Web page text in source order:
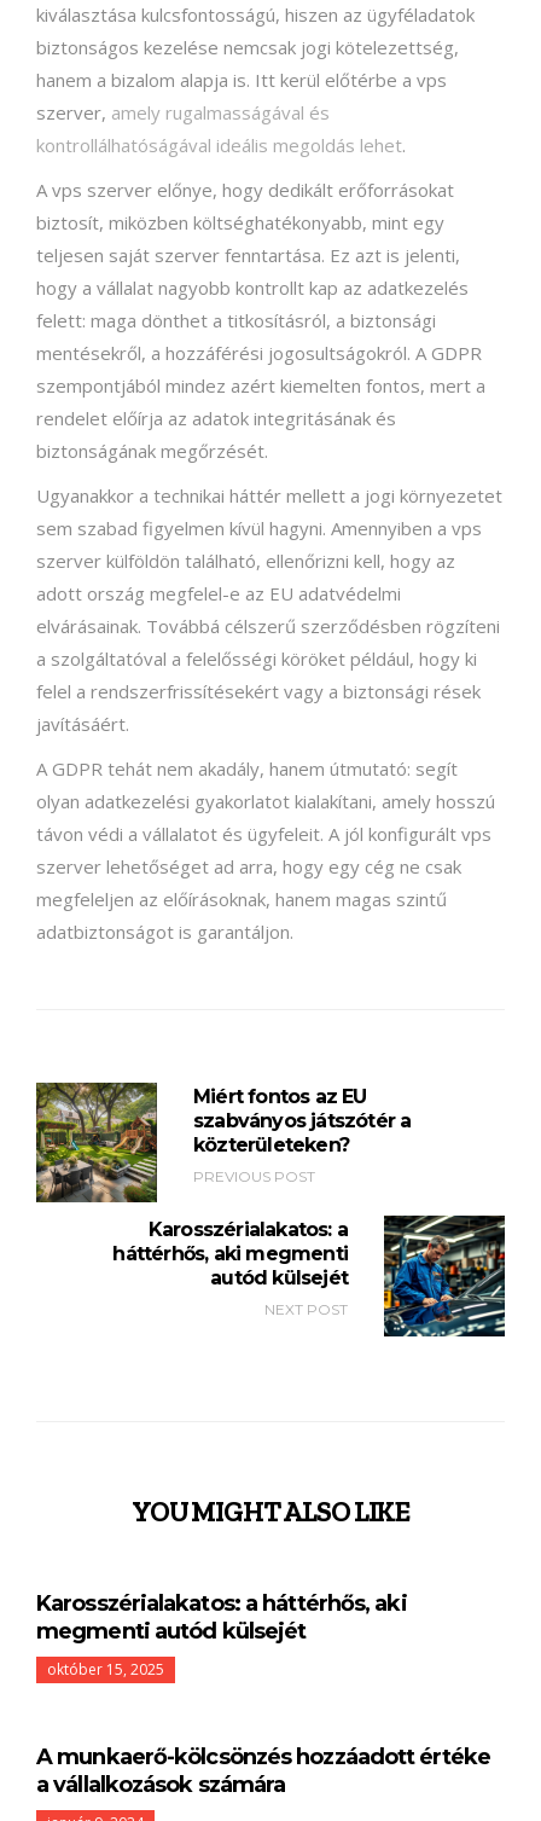
kiválasztása kulcsfontosságú, hiszen az ügyféladatok
biztonságos kezelése nemcsak jogi kötelezettség,
hanem a bizalom alapja is. Itt kerül előtérbe a vps
szerver, amely rugalmasságával és
kontrollálhatóságával ideális megoldás lehet.
A vps szerver előnye, hogy dedikált erőforrásokat
biztosít, miközben költséghatékonyabb, mint egy
teljesen saját szerver fenntartása. Ez azt is jelenti,
hogy a vállalat nagyobb kontrollt kap az adatkezelés
felett: maga dönthet a titkosításról, a biztonsági
mentésekről, a hozzáférési jogosultságokról. A GDPR
szempontjából mindez azért kiemelten fontos, mert a
rendelet előírja az adatok integritásának és
biztonságának megőrzését.
Ugyanakkor a technikai háttér mellett a jogi környezetet
sem szabad figyelmen kívül hagyni. Amennyiben a vps
szerver külföldön található, ellenőrizni kell, hogy az
adott ország megfelel-e az EU adatvédelmi
elvárásainak. Továbbá célszerű szerződésben rögzíteni
a szolgáltatóval a felelősségi köröket például, hogy ki
felel a rendszerfrissítésekért vagy a biztonsági rések
javításáért.
A GDPR tehát nem akadály, hanem útmutató: segít
olyan adatkezelési gyakorlatot kialakítani, amely hosszú
távon védi a vállalatot és ügyfeleit. A jól konfigurált vps
szerver lehetőséget ad arra, hogy egy cég ne csak
megfeleljen az előírásoknak, hanem magas szintű
adatbiztonságot is garantáljon.
Miért fontos az EU
szabványos játszótér a
közterületeken?
PREVIOUS POST
Karosszérialakatos: a
háttérhős, aki megmenti
autód külsejét
NEXT POST
YOU MIGHT ALSO LIKE
Karosszérialakatos: a háttérhős, aki
megmenti autód külsejét
október 15, 2025
A munkaerő-kölcsönzés hozzáadott értéke
a vállalkozások számára